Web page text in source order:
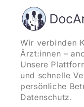
Wir verbinden
Ärzt:innen –
Unsere
und schnelle
persönliche
Datenschutz.